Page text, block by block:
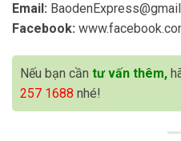
Email:
Facebook:
Nếu bạn cần tư vấn thêm,
257 1688 nhé!